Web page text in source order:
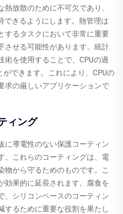
放散のために不可欠であり、
できるようにします。熱管理は
するタスクにおいて非常に重要
させる可能性があります。統計
術を使用することで、CPUの過
できます。これにより、CPUの
求の厳しいアプリケーションで
ィング
に導電性のない保護コーティン
。これらのコーティングは、電
物から守るためのものです。こ
効果的に延長されます。腐食を
、シリコンベースのコーティン
するために重要な役割を果たし